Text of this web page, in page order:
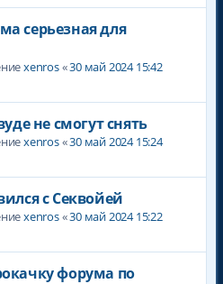
серьезная для
xenros«30 май 2024 15:42
не смогут снять
xenros«30 май 2024 15:24
с Секвойей
xenros«30 май 2024 15:22
форума по